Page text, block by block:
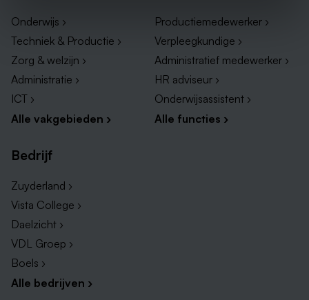
Onderwijs ›
Techniek & Productie ›
Zorg & welzijn ›
Administratie ›
ICT ›
Alle vakgebieden ›
Productiemedewerker ›
Verpleegkundige ›
Administratief medewerker ›
HR adviseur ›
Onderwijsassistent ›
Alle functies ›
Bedrijf
Zuyderland ›
Vista College ›
Daelzicht ›
VDL Groep ›
Boels ›
Alle bedrijven ›